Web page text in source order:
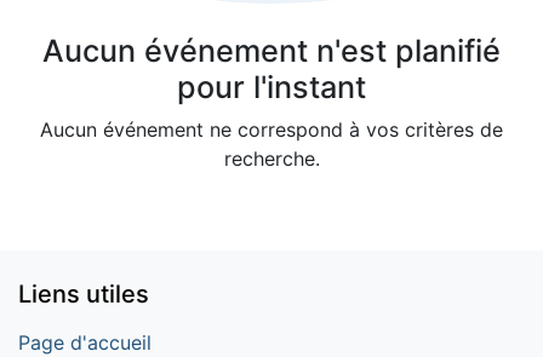
Aucun événement n'est planifié
pour l'instant
Aucun événement ne correspond à vos critères de
recherche.
Liens utiles
Page d'accueil